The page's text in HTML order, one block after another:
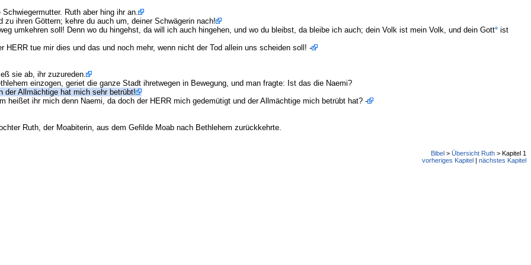
Ruth aber hing ihr an.
ihren Göttern; kehre du auch um, deiner Schwägerin nach!
umkehren soll! Denn wo du hingehst, da will ich auch hingehen, und wo du bleibst, da bleibe ich auch; dein Volk ist mein Volk, und dein Gott ist
tue mir dies und das und noch mehr, wenn nicht der Tod allein uns scheiden soll! -
sie ab, ihr zuzureden.
einzogen, geriet die ganze Stadt ihretwegen in Bewegung, und man fragte: Ist das die Naemi?
der Allmächtige hat mich sehr betrübt!
heißet ihr mich denn Naemi, da doch der HERR mich gedemütigt und der Allmächtige mich betrübt hat? -
Ruth, der Moabiterin, aus dem Gefilde Moab nach Bethlehem zurückkehrte.
Bibel > Übersicht Ruth > Kapitel 1
vorheriges Kapitel | nächstes Kapitel